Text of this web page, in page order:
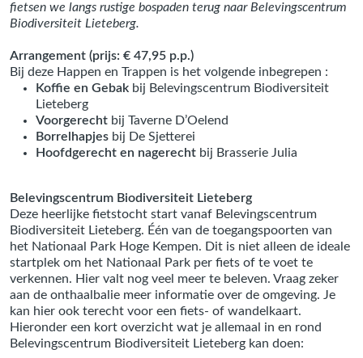
fietsen we langs rustige bospaden terug naar Belevingscentrum
Biodiversiteit Lieteberg.
Arrangement (prijs: € 47,95 p.p.)
Bij deze Happen en Trappen is het volgende inbegrepen :
Koffie en Gebak bij Belevingscentrum Biodiversiteit
Lieteberg
Voorgerecht bij Taverne D’Oelend
Borrelhapjes bij De Sjetterei
Hoofdgerecht en nagerecht bij Brasserie Julia
Belevingscentrum Biodiversiteit Lieteberg
Deze heerlijke fietstocht start vanaf Belevingscentrum
Biodiversiteit Lieteberg. Één van de toegangspoorten van
het Nationaal Park Hoge Kempen. Dit is niet alleen de ideale
startplek om het Nationaal Park per fiets of te voet te
verkennen. Hier valt nog veel meer te beleven. Vraag zeker
aan de onthaalbalie meer informatie over de omgeving. Je
kan hier ook terecht voor een fiets- of wandelkaart.
Hieronder een kort overzicht wat je allemaal in en rond
Belevingscentrum Biodiversiteit Lieteberg kan doen: